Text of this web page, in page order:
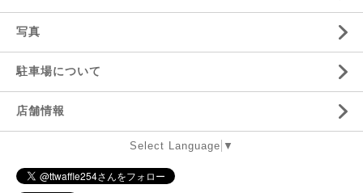
写真
駐車場について
店舗情報
Select Language ▼